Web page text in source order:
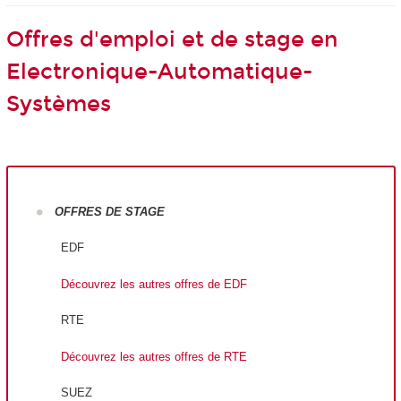
Offres d'emploi et de stage en
Electronique-Automatique-
Systèmes
OFFRES DE STAGE
EDF
Découvrez les autres offres de EDF
RTE
Découvrez les autres offres de RTE
SUEZ